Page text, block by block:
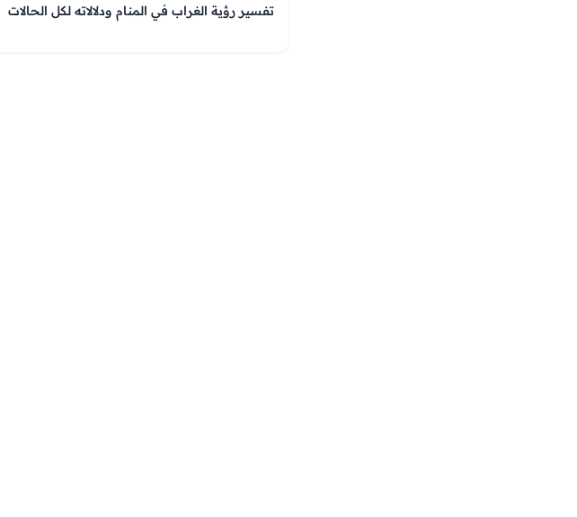
تفسير رؤية الغراب في المنام ودلالاته لكل الحالات